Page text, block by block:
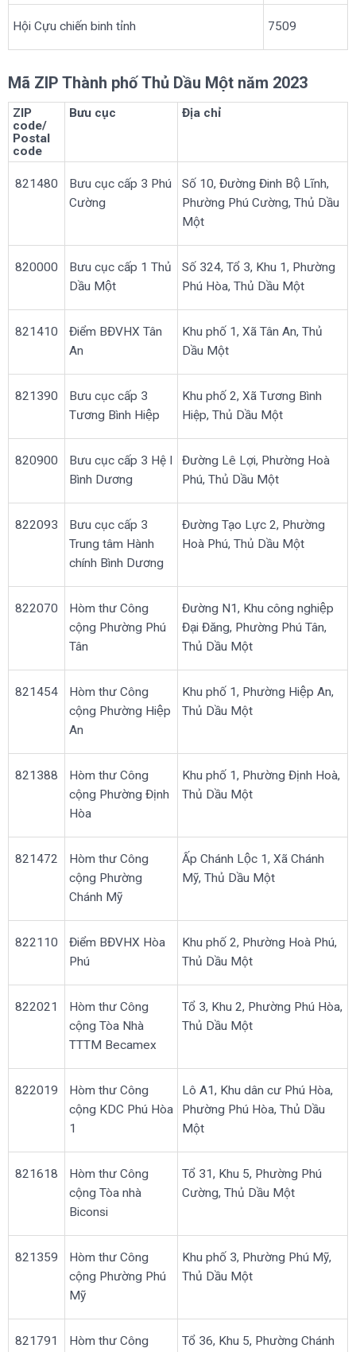
Hội Cựu chiến binh tỉnh 7509
Mã ZIP Thành phố Thủ Dầu Một năm 2023
ZIP
code/
Postal
code
Bưu cục Địa chỉ
821480
Bưu cục cấp 3 Phú
Cường
Số 10, Đường Đinh Bộ Lĩnh,
Phường Phú Cường, Thủ Dầu
Một
820000
Bưu cục cấp 1 Thủ
Dầu Một
Số 324, Tổ 3, Khu 1, Phường
Phú Hòa, Thủ Dầu Một
821410
Điểm BĐVHX Tân
An
Khu phố 1, Xã Tân An, Thủ
Dầu Một
821390
Bưu cục cấp 3
Tương Bình Hiệp
Khu phố 2, Xã Tương Bình
Hiệp, Thủ Dầu Một
820900
Bưu cục cấp 3 Hệ I
Bình Dương
Đường Lê Lợi, Phường Hoà
Phú, Thủ Dầu Một
822093
Bưu cục cấp 3
Trung tâm Hành
chính Bình Dương
Đường Tạo Lực 2, Phường
Hoà Phú, Thủ Dầu Một
822070
Hòm thư Công
cộng Phường Phú
Tân
Đường N1, Khu công nghiệp
Đại Đăng, Phường Phú Tân,
Thủ Dầu Một
821454
Hòm thư Công
cộng Phường Hiệp
An
Khu phố 1, Phường Hiệp An,
Thủ Dầu Một
821388
Hòm thư Công
cộng Phường Định
Hòa
Khu phố 1, Phường Định Hoà,
Thủ Dầu Một
821472
Hòm thư Công
cộng Phường
Chánh Mỹ
Ấp Chánh Lộc 1, Xã Chánh
Mỹ, Thủ Dầu Một
822110
Điểm BĐVHX Hòa
Phú
Khu phố 2, Phường Hoà Phú,
Thủ Dầu Một
822021
Hòm thư Công
cộng Tòa Nhà
TTTM Becamex
Tổ 3, Khu 2, Phường Phú Hòa,
Thủ Dầu Một
822019
Hòm thư Công
cộng KDC Phú Hòa
1
Lô A1, Khu dân cư Phú Hòa,
Phường Phú Hòa, Thủ Dầu
Một
821618
Hòm thư Công
cộng Tòa nhà
Biconsi
Tổ 31, Khu 5, Phường Phú
Cường, Thủ Dầu Một
821359
Hòm thư Công
cộng Phường Phú
Mỹ
Khu phố 3, Phường Phú Mỹ,
Thủ Dầu Một
821791
Hòm thư Công
Tổ 36, Khu 5, Phường Chánh